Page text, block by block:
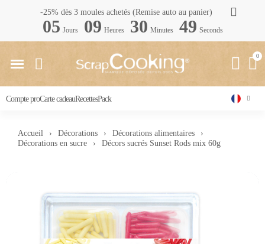
-25% dès 3 moules achetés (Remise auto au panier)
05 Jours 09 Heures 30 Minutes 49 Seconds
Compte proCarte cadeauRecettesPack
Accueil Décorations
Décorations alimentaires
Décorations en sucre
Décors sucrés Sunset Rods mix 60g